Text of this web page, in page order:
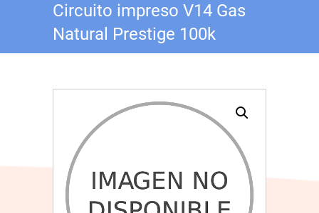
Circuito impreso V14 Gas
Natural Prestige 100k